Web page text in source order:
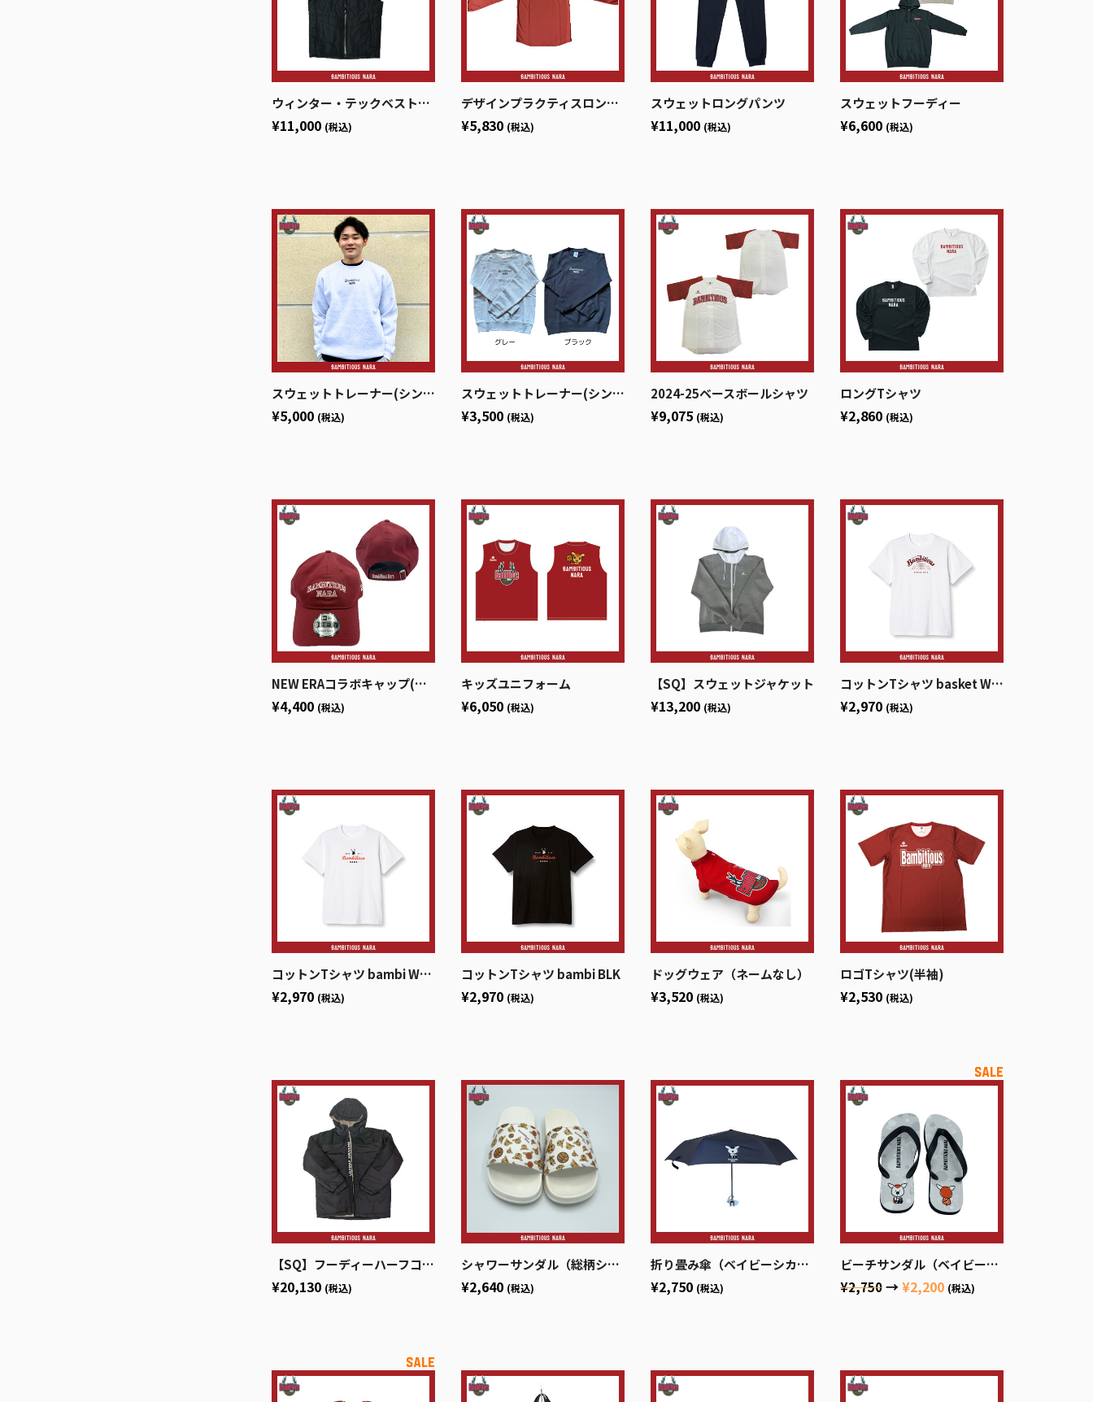
ウィンター・テックベストブラック
¥11,000 (税込)
デザインプラクティスロングシャツ
¥5,830 (税込)
スウェットロングパンツ
¥11,000 (税込)
スウェットフーディー
¥6,600 (税込)
スウェットトレーナー(シンプルロゴ)
¥5,000 (税込)
スウェットトレーナー(シンプルロゴ)ジュニアサイズ
¥3,500 (税込)
2024-25ベースボールシャツ
¥9,075 (税込)
ロングTシャツ
¥2,860 (税込)
NEW ERAコラボキャップ(カレッジ)
¥4,400 (税込)
キッズユニフォーム
¥6,050 (税込)
【SQ】スウェットジャケット
¥13,200 (税込)
コットンTシャツ basket WHT
¥2,970 (税込)
コットンTシャツ bambi WHT
¥2,970 (税込)
コットンTシャツ bambi BLK
¥2,970 (税込)
ドッグウェア（ネームなし）
¥3,520 (税込)
ロゴTシャツ(半袖)
¥2,530 (税込)
【SQ】フーディーハーフコート
¥20,130 (税込)
シャワーサンダル（総柄シカッチェ）
¥2,640 (税込)
折り畳み傘（ベイビーシカッチェ）
¥2,750 (税込)
ビーチサンダル（ベイビーシカッチェ）
¥2,750→¥2,200 (税込)